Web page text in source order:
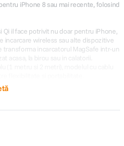
iPhone 8 sau mai recente, folosind
Qi il face potrivit nu doar pentru iPhone,
incarcare wireless sau alte dispozitive
transforma incarcatorul MagSafe intr-un
acasa, la birou sau in calatorii.
pastreaza designul minimalist Apple,
pastrand coerenta cu restul
fabricatie, garantand siguranta si